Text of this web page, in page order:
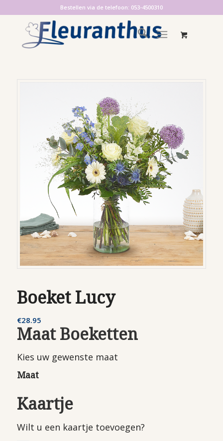
Bestellen via de telefoon: 053-4500310
Boeket Lucy
€28.95
Maat Boeketten
Kies uw gewenste maat
Maat
Kaartje
Wilt u een kaartje toevoegen?